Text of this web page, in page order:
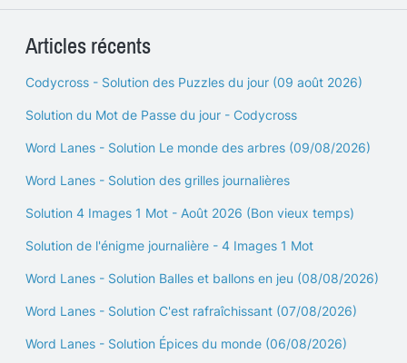
Articles récents
Codycross - Solution des Puzzles du jour (09 août 2026)
Solution du Mot de Passe du jour - Codycross
Word Lanes - Solution Le monde des arbres (09/08/2026)
Word Lanes - Solution des grilles journalières
Solution 4 Images 1 Mot - Août 2026 (Bon vieux temps)
Solution de l'énigme journalière - 4 Images 1 Mot
Word Lanes - Solution Balles et ballons en jeu (08/08/2026)
Word Lanes - Solution C'est rafraîchissant (07/08/2026)
Word Lanes - Solution Épices du monde (06/08/2026)